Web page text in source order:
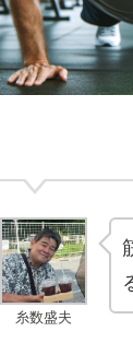
糸数盛夫